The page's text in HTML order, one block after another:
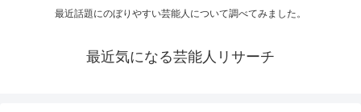
最近話題にのぼりやすい芸能人について調べてみました。
最近気になる芸能人リサーチ